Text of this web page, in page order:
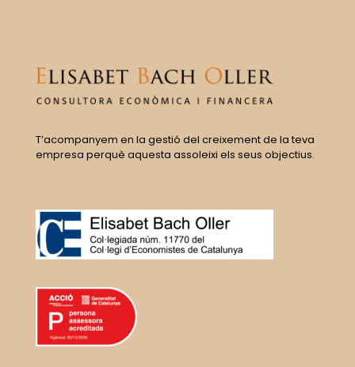
T’acompanyem en la gestió del creixement de la teva
empresa perquè aquesta assoleixi els seus objectius.